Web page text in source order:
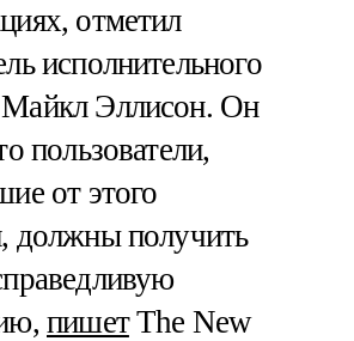
отметил
исполнительного
Эллисон. Он
пользователи,
от этого
должны получить
пишетThe New